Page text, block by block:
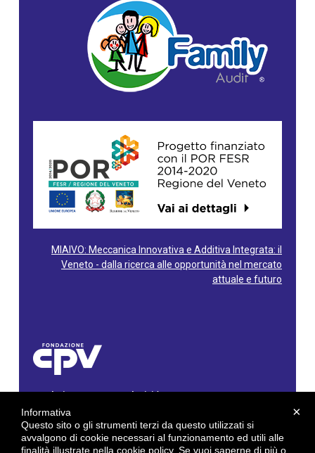
MIAIVO: Meccanica Innovativa e Additiva Integrata: il
Veneto - dalla ricerca alle opportunità nel mercato
attuale e futuro
Fondazione Centro Produttività Veneto
Via Gioacchino Rossini, 60 - 36100 Vicenza - Italy
Tel. 0444/960500 - Fax 0444/1932220
C.F. e P. IVA: 02429800242
×
Informativa
Questo sito o gli strumenti terzi da questo utilizzati si
avvalgono di cookie necessari al funzionamento ed utili alle
finalità illustrate nella cookie policy. Se vuoi saperne di più o